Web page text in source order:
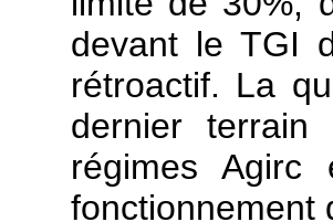
devant le TGI
rétroactif. La
dernier
régimes
fonctionnement